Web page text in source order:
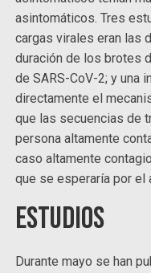
asintomáticos. Tres
cargas virales eran las
duración de los brotes
de SARS-CoV-2; y una
directamente el
que las secuencias de
persona altamente
caso altamente
que se esperaría por el
Estudios
Durante mayo se han